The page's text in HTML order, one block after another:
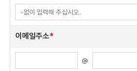
이메일주소*
@